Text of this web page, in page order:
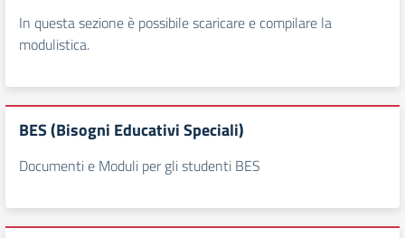
In questa sezione è possibile scaricare e compilare la
modulistica.
BES (Bisogni Educativi Speciali)
Documenti e Moduli per gli studenti BES